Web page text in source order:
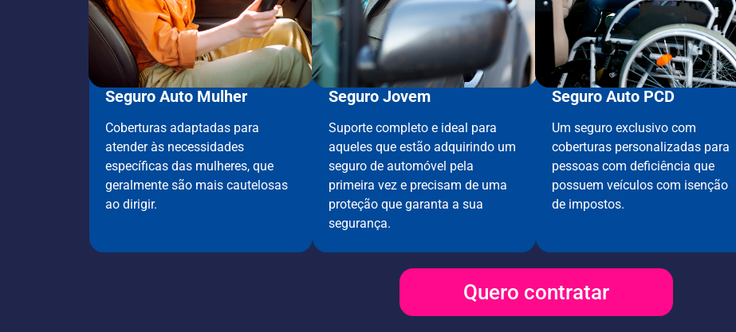
Seguro Auto Mulher
Coberturas adaptadas para
atender às necessidades
específicas das mulheres, que
geralmente são mais cautelosas
ao dirigir.
Seguro Jovem
Suporte completo e ideal para
aqueles que estão adquirindo um
seguro de automóvel pela
primeira vez e precisam de uma
proteção que garanta a sua
segurança.
Seguro Auto PCD
Um seguro exclusivo com
coberturas personalizadas para
pessoas com deficiência que
possuem veículos com isenção
de impostos.
Quero contratar